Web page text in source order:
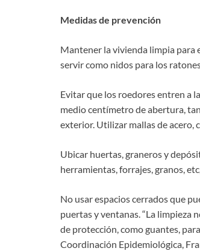
Medidas de prevención
Mantener la vivienda limpia para
servir como nidos para los
Evitar que los roedores entren a
medio centímetro de abertura,
exterior. Utilizar mallas de
Ubicar huertas, graneros y
herramientas, forrajes, granos,
No usar espacios cerrados que
puertas y ventanas. “La limpieza
de protección, como guantes,
Coordinación Epidemiológica,